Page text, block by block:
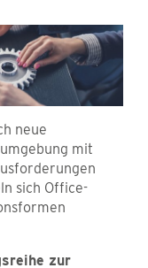
neue
mit
sich Office-
zur